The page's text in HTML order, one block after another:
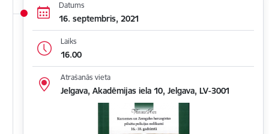
Datums
16. septembris, 2021
Laiks
16.00
Atrašanās vieta
Jelgava, Akadēmijas iela 10, Jelgava, LV-3001